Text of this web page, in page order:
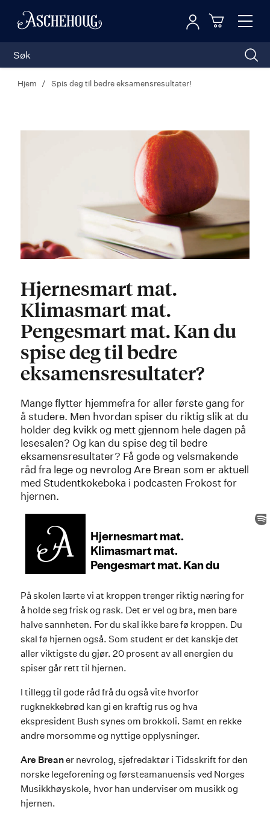
Toggle
Logg inn
Hjem Spis deg til bedre eksamensresultater!
Hjernesmart mat.
Klimasmart mat.
Pengesmart mat. Kan du
spise deg til bedre
eksamensresultater?
Mange flytter hjemmefra for aller første gang for
å studere. Men hvordan spiser du riktig slik at du
holder deg kvikk og mett gjennom hele dagen på
lesesalen? Og kan du spise deg til bedre
eksamensresultater? Få gode og velsmakende
råd fra lege og nevrolog Are Brean som er aktuell
med Studentkokeboka i podcasten Frokost for
hjernen.
På skolen lærte vi at kroppen trenger riktig næring for
å holde seg frisk og rask. Det er vel og bra, men bare
halve sannheten. For du skal ikke bare fø kroppen. Du
skal fø hjernen også. Som student er det kanskje det
aller viktigste du gjør. 20 prosent av all energien du
spiser går rett til hjernen.
I tillegg til gode råd frå du også vite hvorfor
rugknekkebrød kan gi en kraftig rus og hva
ekspresident Bush synes om brokkoli. Samt en rekke
andre morsomme og nyttige opplysninger.
Are Breaner nevrolog, sjefredaktør i Tidsskrift for den
norske legeforening og førsteamanuensis ved Norges
Musikkhøyskole, hvor han underviser om musikk og
hjernen.